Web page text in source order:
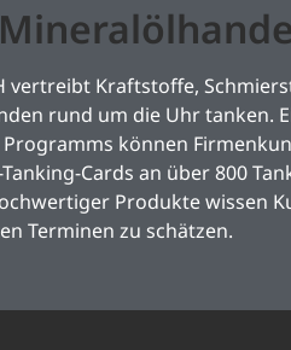
vertreibt Kraftstoffe,
rund um die Uhr tanken.
können
Cards an über 800
Produkte wissen
Terminen zu schätzen.